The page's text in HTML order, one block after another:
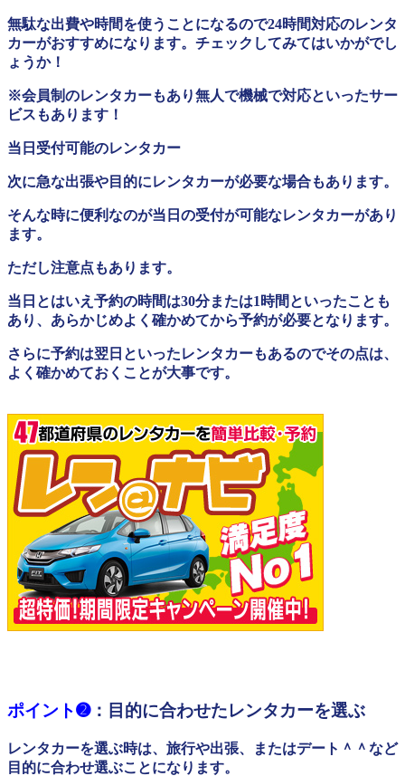
無駄な出費や時間を使うことになるので24時間対応のレンタ
カーがおすすめになります。チェックしてみてはいかがでし
ょうか！
※会員制のレンタカーもあり無人で機械で対応といったサー
ビスもあります！
当日受付可能のレンタカー
次に急な出張や目的にレンタカーが必要な場合もあります。
そんな時に便利なのが当日の受付が可能なレンタカーがあり
ます。
ただし注意点もあります。
当日とはいえ予約の時間は30分または1時間といったことも
あり、あらかじめよく確かめてから予約が必要となります。
さらに予約は翌日といったレンタカーもあるのでその点は、
よく確かめておくことが大事です。
ポイント➋：目的に合わせたレンタカーを選ぶ
レンタカーを選ぶ時は、旅行や出張、またはデート＾＾など
目的に合わせ選ぶことになります。